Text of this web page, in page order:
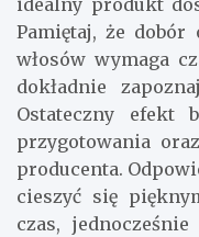
idealny produkt
Pamiętaj, że
włosów wymaga
dokładnie
Ostateczny efekt
przygotowania
producenta.
cieszyć się
czas,